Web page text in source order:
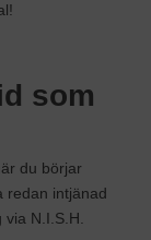
som
du börjar
redan intjänad
N.I.S.H.